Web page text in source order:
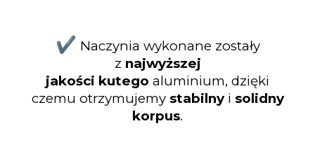
✔️ Naczynia wykonane zostały
z najwyższej
jakości kutego aluminium, dzięki
czemu otrzymujemy stabilnyi solidny
korpus.